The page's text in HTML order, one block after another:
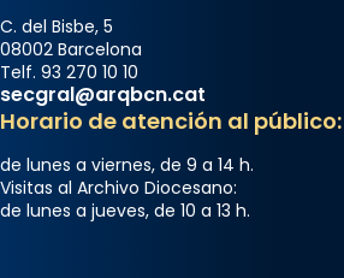
C. del Bisbe, 5
08002 Barcelona
Telf. 93 270 10 10
secgral@arqbcn.cat
Horario de atención al público:
de lunes a viernes, de 9 a 14 h.
Visitas al Archivo Diocesano:
de lunes a jueves, de 10 a 13 h.